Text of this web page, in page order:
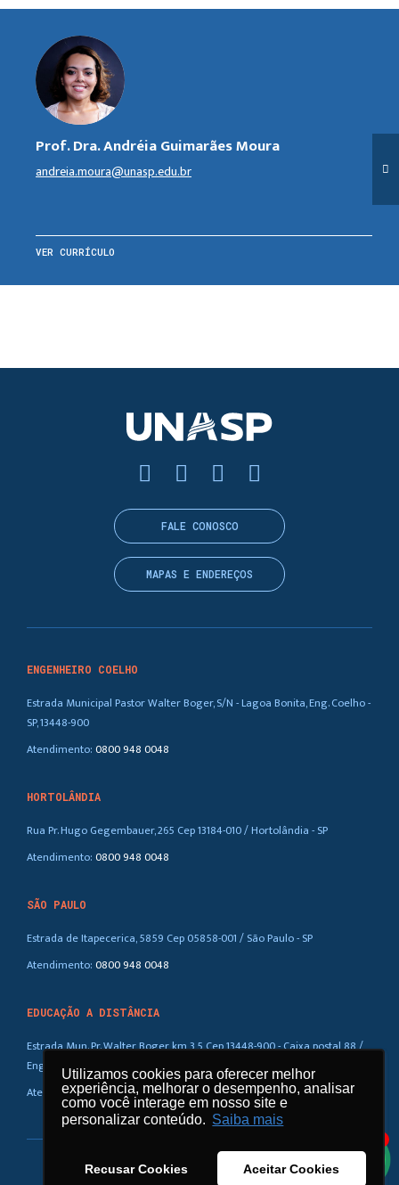
Utilizamos cookies para oferecer melhor
experiência, melhorar o desempenho, analisar
como você interage em nosso site e
personalizar conteúdo. Saiba mais
Recusar Cookies Aceitar Cookies
Utilizamos cookies para oferecer melhor
experiência, melhorar o desempenho, analisar
como você interage em nosso site e
personalizar conteúdo. Saiba mais
Recusar Cookies Aceitar Cookies
Prof. Dra. Andréia Guimarães Moura
andreia.moura@unasp.edu.br
VER CURRÍCULO
ENGENHEIRO COELHO
Estrada Municipal Pastor Walter Boger, S/N - Lagoa Bonita, Eng. Coelho -
SP, 13448-900
Atendimento:0800 948 0048
HORTOLÂNDIA
Rua Pr. Hugo Gegembauer, 265 Cep 13184-010 / Hortolândia - SP
Atendimento:0800 948 0048
SÃO PAULO
Estrada de Itapecerica, 5859 Cep 05858-001 / São Paulo - SP
Atendimento:0800 948 0048
EDUCAÇÃO A DISTÂNCIA
Estrada Mun. Pr. Walter Boger, km 3,5 Cep 13448-900 - Caixa postal 88 /
Eng. Coelho – SP
Atendimento:0800 948 0048
FALE CONOSCO
MAPAS E ENDEREÇOS